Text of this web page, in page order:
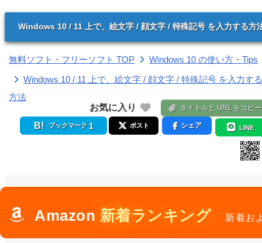
Windows 10 / 11 上で、絵文字 / 顔文字 / 特殊記号 を入力する方
無料ソフト・フリーソフト TOP
Windows 10 の使い方・Tips
Windows 10 / 11 上で、絵文字 / 顔文字 / 特殊記号 を入力する
方法
お気に入り
タイトルと URL をコピー
ブックマーク 1 ポスト シェア LINE
Amazon 新着ランキング 新着お